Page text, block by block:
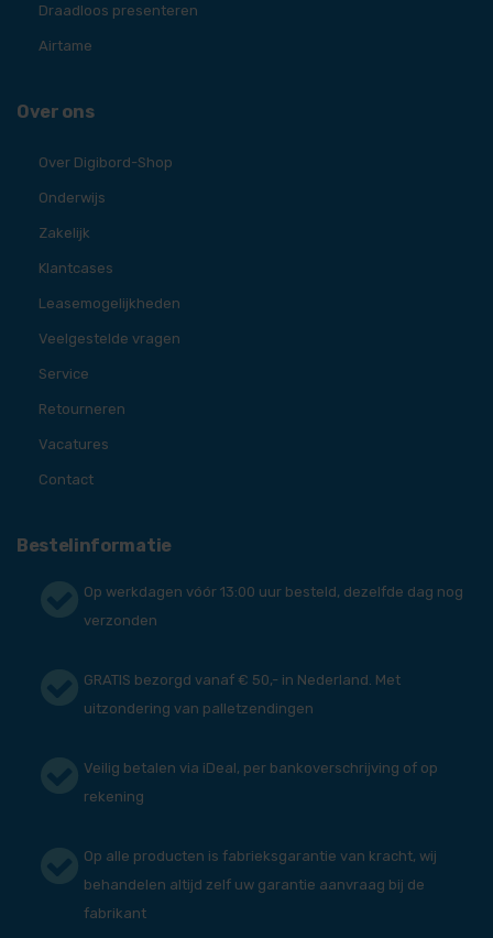
Draadloos presenteren
Airtame
Over ons
Over Digibord-Shop
Onderwijs
Zakelijk
Klantcases
Leasemogelijkheden
Veelgestelde vragen
Service
Retourneren
Vacatures
Contact
Bestelinformatie
Op werkdagen vóór 13:00 uur besteld, dezelfde dag nog
verzonden
GRATIS bezorgd vanaf € 50,- in Nederland. Met
uitzondering van palletzendingen
Veilig betalen via iDeal, per bankoverschrijving of op
rekening
Op alle producten is fabrieksgarantie van kracht, wij
behandelen altijd zelf uw garantie aanvraag bij de
fabrikant